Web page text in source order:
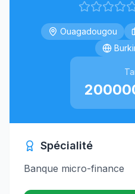
Ouagadougou
Spécialité
Banque micro-finance